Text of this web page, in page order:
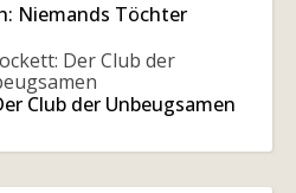
Niemands Töchter
Club der Unbeugsamen